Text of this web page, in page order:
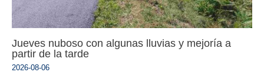
Jueves nuboso con algunas lluvias y mejoría a
partir de la tarde
2026-08-06